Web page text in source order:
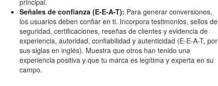
principal.
Señales de confianza (E-E-A-T): Para generar conversiones,
los usuarios deben confiar en ti. Incorpora testimonios, sellos de
seguridad, certificaciones, reseñas de clientes y evidencia de
experiencia, autoridad, confiabilidad y autenticidad (E-E-A-T, por
sus siglas en inglés). Muestra que otros han tenido una
experiencia positiva y que tu marca es legítima y experta en su
campo.